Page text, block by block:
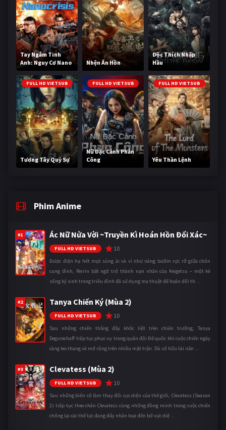
Tay Ngắm Tinh
Anh: Nguy Cơ Nano
Nhện Ăn Hồn
Độc Thích Nhập
Hầu
FULL HD VIETSUB
Tương Tây Quỷ Sự
FULL HD VIETSUB
Nữ Đặc Cảnh Phản
Công
FULL HD VIETSUB
Yêu Thần Lệnh
Phim Anime
#1 Ác Nữ Nửa Vời ~Truyền Kì Hoán Hồn Đổi Xác~
FULL HD VIETSUB 10
Được điện hạ hết mực sủng ái và ví như nàng bướm rực rỡ giữa chốn
cung đình, Reirin bất ngờ trở thành nạn nhân của Keigetsu – một kẻ
sống ký sinh trong triều đình đã sử dụng ma thuật để hoán đổi th ...
#2 Tanya Chiến Ký (Mùa 2)
FULL HD VIETSUB 10
Sau những chiến thắng đầy khốc liệt trên chiến trường, Tanya
Degurechaff tiếp tục phục vụ trong quân đội Đế quốc khi cuộc chiến ngày
càng leo thang và mở rộng trên nhiều mặt trận. Dù sở hữu tài năn ...
#3 Clevatess (Mùa 2)
FULL HD VIETSUB 10
Sau những biến cố làm thay đổi cục diện của thế giới, Clevatess (Season
2) tiếp tục theo chân Clevatess cùng những đồng minh trong cuộc chiến
chống lại các thế lực đang đẩy nhân loại đến bờ vực diệ ...